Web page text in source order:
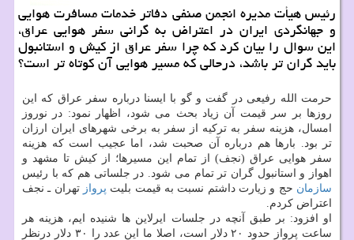
رئیس هیأت مدیره انجمن صنفی دفاتر خدمات مسافرت هوایی
و جهانگردی ایران در اعتراض به گرانی سفر هوایی عراق،
این سوال را بیان کرد که چرا سفر عراق از کیش و استانبول
باید گران تر باشد، درحالی که مسیر هوایی آن کوتاه تر است؟
حرمت الله رفیعی در گفت و گو با ایسنا درباره سفر عراق که این
روزها بر سر قیمت آن زیاد بحث می شود، اظهار نمود: در نوروز
امسال، هزینه سفر به ترکیه از سفر به برخی شهرهای ایران ارزان
تر بود. بارها هم درباره آن صحبت شد، اما عجیب است که هزینه
سفر هوایی عراق (نجف) از تمام این مسیرها؛ از کیش تا مشهد و
اهواز و استانبول گران تر تمام می شود. در جلساتی هم که با رئیس
سازمان حج و زیارت داشتم نسبت به قیمت بلیت پرواز تهران ـ نجف
اعتراض کردم.
او افزود: بر طبق آنچه در جلسات ایرلاین ها شنیده ایم، هزینه هر
ساعت پرواز حدود ۲۰ دلار است، اصلا ما این عدد را ۳۰ دلار درنظر